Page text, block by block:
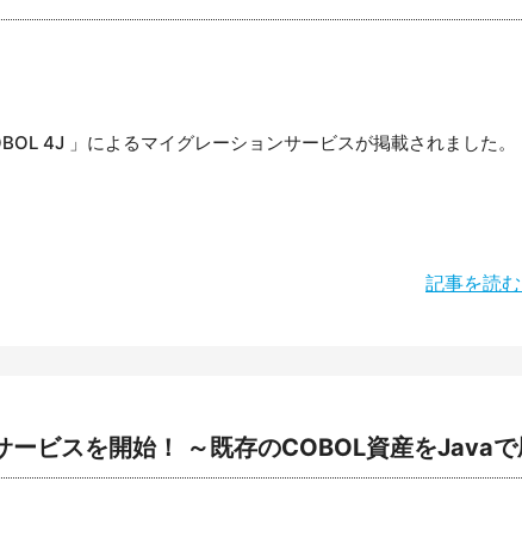
4J 」によるマイグレーションサービスが掲載されました。
記事を読む
ビスを開始！ ～既存のCOBOL資産をJavaで